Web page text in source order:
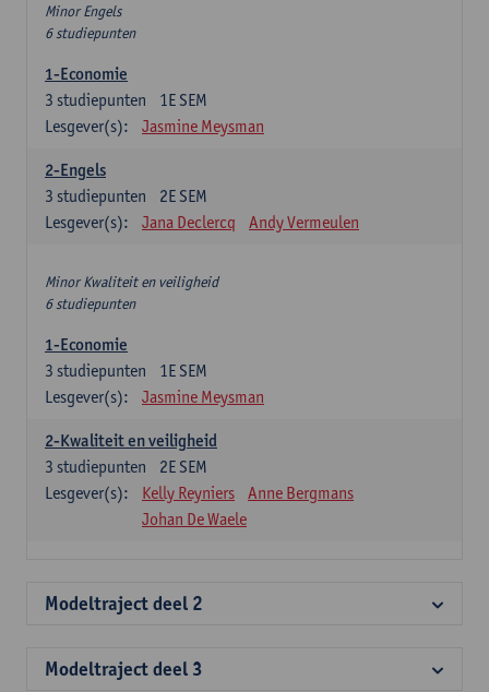
Minor Engels
6 studiepunten
1-Economie
1E SEM
3 studiepunten
Lesgever(s):
Jasmine Meysman
2-Engels
2E SEM
3 studiepunten
Lesgever(s):
Jana Declercq Andy Vermeulen
Minor Kwaliteit en veiligheid
6 studiepunten
1-Economie
1E SEM
3 studiepunten
Lesgever(s):
Jasmine Meysman
2-Kwaliteit en veiligheid
2E SEM
3 studiepunten
Lesgever(s):
Kelly Reyniers
Anne Bergmans
Johan De Waele
Modeltraject deel 2
Modeltraject deel 3